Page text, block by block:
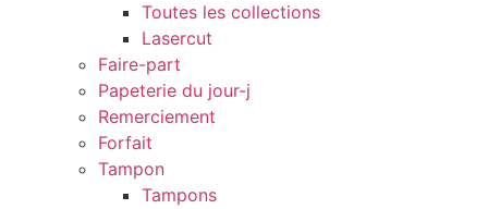
Toutes les collections
Lasercut
Faire-part
Papeterie du jour-j
Remerciement
Forfait
Tampon
Tampons